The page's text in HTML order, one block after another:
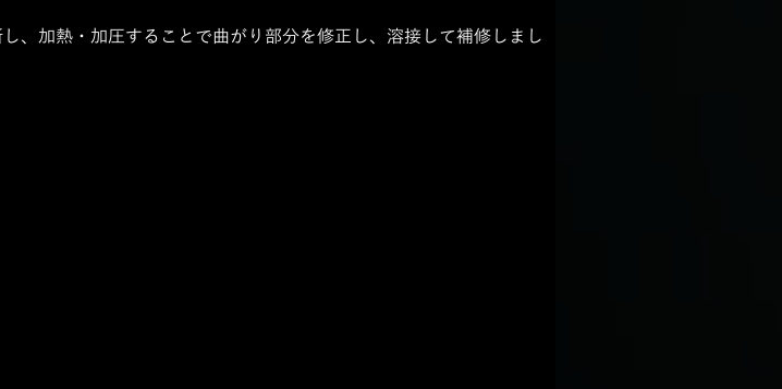
、加熱・加圧することで曲がり部分を修正し、溶接して補修しまし